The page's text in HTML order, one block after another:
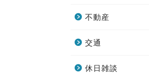
不動産
交通
休日雑談